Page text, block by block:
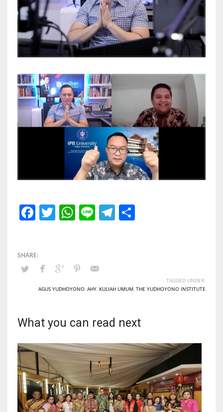
Facebook
Twitter
WhatsApp
LineTelegram
TAGGED UNDER:
AGUS YUDHOYONO AHY KULIAH UMUM THE YUDHOYONO INSTITUTE
What you can read next